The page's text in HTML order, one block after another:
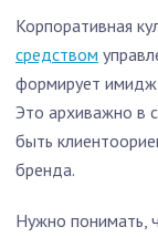
Корпоративная
средством
формирует имидж
Это архиважно в
быть
бренда.
Нужно понимать,